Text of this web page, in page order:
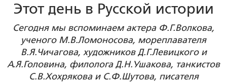
Этот день в Русской истории
Сегодня мы вспоминаем актера Ф.Г.Волкова,
ученого М.В.Ломоносова, мореплавателя
В.Я.Чичагова, художников Д.Г.Левицкого и
А.Я.Головина, филолога Д.Н.Ушакова, танкистов
С.В.Хохрякова и С.Ф.Шутова, писателя